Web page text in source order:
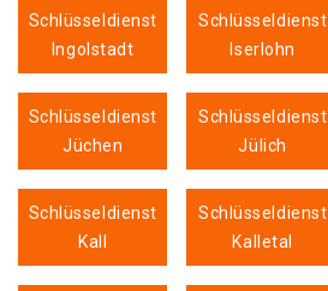
Schlüsseldienst
Ingolstadt
Schlüsseldienst
Iserlohn
Schlüsseldienst
Jüchen
Schlüsseldienst
Jülich
Schlüsseldienst
Kall
Schlüsseldienst
Kalletal